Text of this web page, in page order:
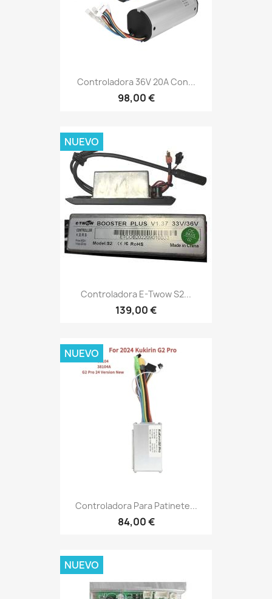
Controladora 36V 20A Con...
98,00 €
Controladora E-Twow S2...
139,00 €
NUEVO
Controladora Para Patinete...
84,00 €
NUEVO
NUEVO